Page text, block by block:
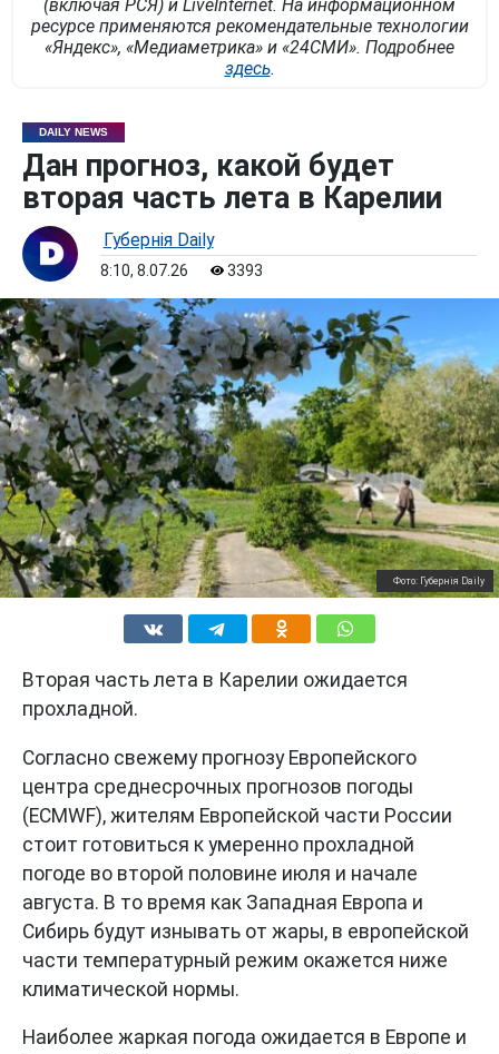
(включая РСЯ) и LiveInternet. На информационном
ресурсе применяются рекомендательные технологии
«Яндекс», «Медиаметрика» и «24СМИ». Подробнее
здесь.
DAILY NEWS
Дан прогноз, какой будет
вторая часть лета в Карелии
Губернiя Daily
8:10, 8.07.26 3393
Фото: Губернiя Daily
Вторая часть лета в Карелии ожидается
прохладной.
Согласно свежему прогнозу Европейского
центра среднесрочных прогнозов погоды
(ECMWF), жителям Европейской части России
стоит готовиться к умеренно прохладной
погоде во второй половине июля и начале
августа. В то время как Западная Европа и
Сибирь будут изнывать от жары, в европейской
части температурный режим окажется ниже
климатической нормы.
Наиболее жаркая погода ожидается в Европе и